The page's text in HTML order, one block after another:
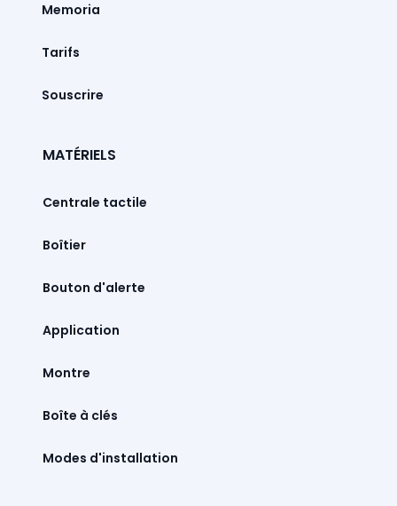
Memoria
Tarifs
Souscrire
MATÉRIELS
Centrale tactile
Boîtier
Bouton d'alerte
Montre
Boîte à clés
Modes d'installation